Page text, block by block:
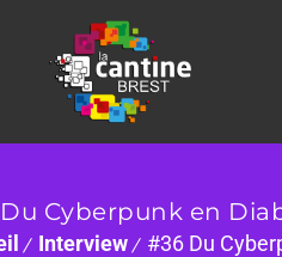
Cyberpunk en
Interview #36 Du